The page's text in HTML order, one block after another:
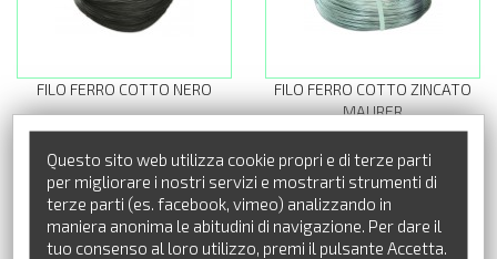
FILO FERRO COTTO NERO
FILO FERRO COTTO ZINCATO
MAURER
CATALOGO PRODOTTI
Questo sito web utilizza cookie propri e di terze parti
per migliorare i nostri servizi e mostrarti strumenti di
terze parti (es. facebook, vimeo) analizzando in
maniera anonima le abitudini di navigazione. Per dare il
tuo consenso al loro utilizzo, premi il pulsante Accetta.